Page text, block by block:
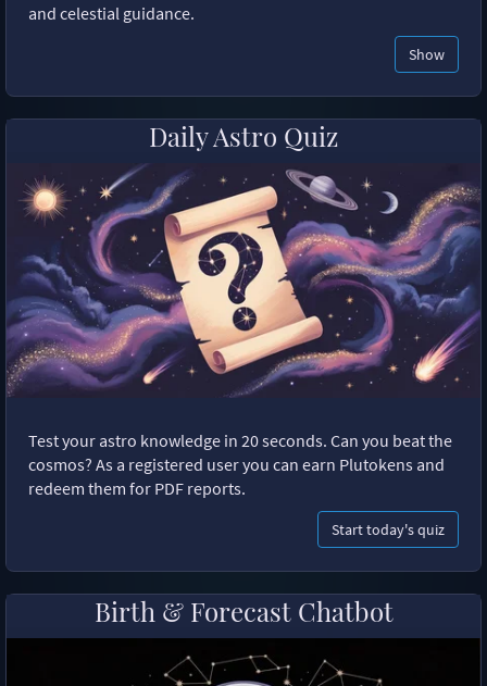
and celestial guidance.
Show
Daily Astro Quiz
Test your astro knowledge in 20 seconds. Can you beat the
cosmos? As a registered user you can earn Plutokens and
redeem them for PDF reports.
Start today's quiz
Birth & Forecast Chatbot